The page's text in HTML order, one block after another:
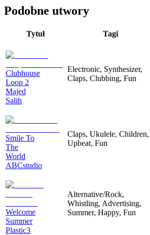
Podobne utwory
Tytuł Tagi
Clubhouse
Loop 2
Majed
Salih
Electronic, Synthesizer,
Claps, Clubbing, Fun
Smile To
The
World
ABCstudio
Claps, Ukulele, Children,
Upbeat, Fun
Welcome
Summer
Plastic3
Alternative/Rock,
Whistling, Advertising,
Summer, Happy, Fun